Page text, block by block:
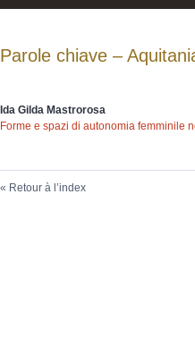
Parole chiave –
Ida Gilda Mastrorosa
Forme e spazi di autonomia femminile
Retour à l’index